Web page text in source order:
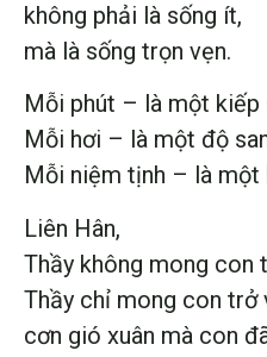
không phải là sống ít,
mà là sống trọn vẹn.
Mỗi phút – là một kiếp
Mỗi hơi – là một độ
Mỗi niệm tịnh – là
Liên Hân,
Thầy không mong con
Thầy chỉ mong con trở
cơn gió xuân mà con